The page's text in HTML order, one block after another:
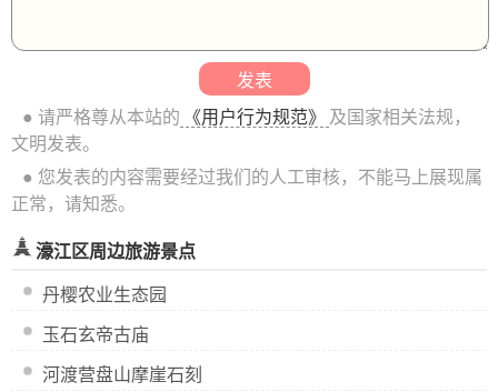
● 请严格尊从本站的 《用户行为规范》
及国家相关法规，
文明发表。
● 您发表的内容需要经过我们的人工审核，不能马上展现属
正常，请知悉。
濠江区周边旅游景点
丹樱农业生态园
玉石玄帝古庙
河渡营盘山摩崖石刻